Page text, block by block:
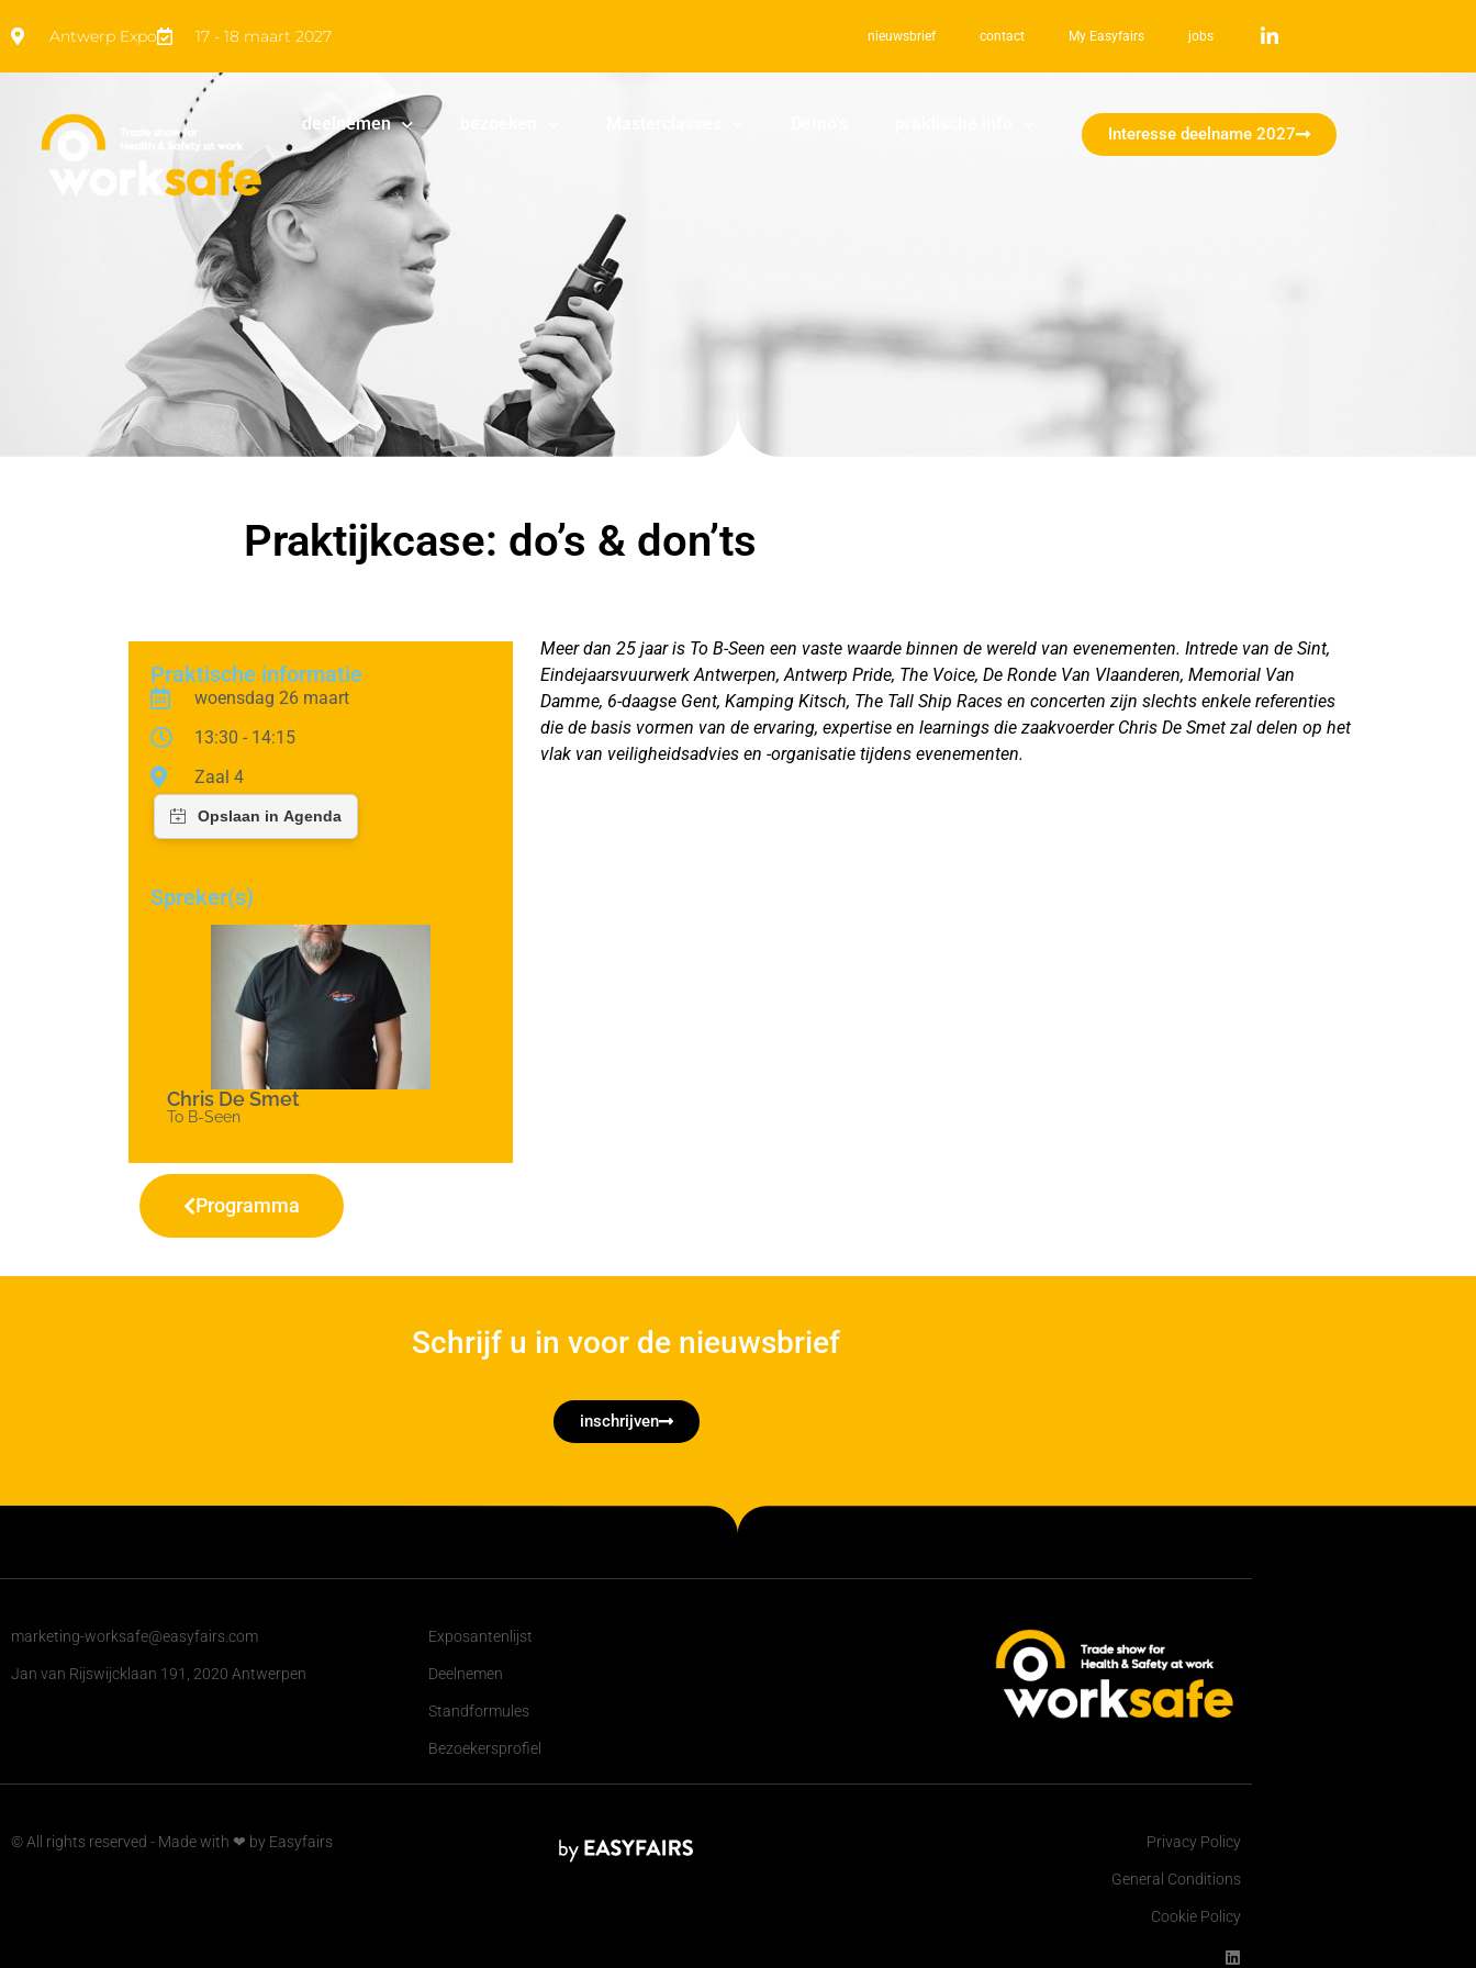
Antwerp Expo 17 - 18 maart 2027 nieuwsbrief contact My Easyfairs jobs
deelnemen Interesse deelname 2027
Praktijkcase: do’s & don’ts
Praktische informatie
woensdag 26 maart
13:30 - 14:15
Zaal 4
Spreker(s)
Chris De Smet
To B-Seen
Programma
Meer dan 25 jaar is To B-Seen een vaste waarde binnen de wereld van evenementen. Intrede van de Sint,
Eindejaarsvuurwerk Antwerpen, Antwerp Pride, The Voice, De Ronde Van Vlaanderen, Memorial Van
Damme, 6-daagse Gent, Kamping Kitsch, The Tall Ship Races en concerten zijn slechts enkele referenties
die de basis vormen van de ervaring, expertise en learnings die zaakvoerder Chris De Smet zal delen op het
vlak van veiligheidsadvies en -organisatie tijdens evenementen.
Schrijf u in voor de nieuwsbrief
inschrijven
marketing-worksafe@easyfairs.com
Jan van Rijswijcklaan 191, 2020 Antwerpen
Exposantenlijst
Deelnemen
Standformules
Bezoekersprofiel
© All rights reserved - Made with ❤ by Easyfairs Privacy Policy
General Conditions
Cookie Policy